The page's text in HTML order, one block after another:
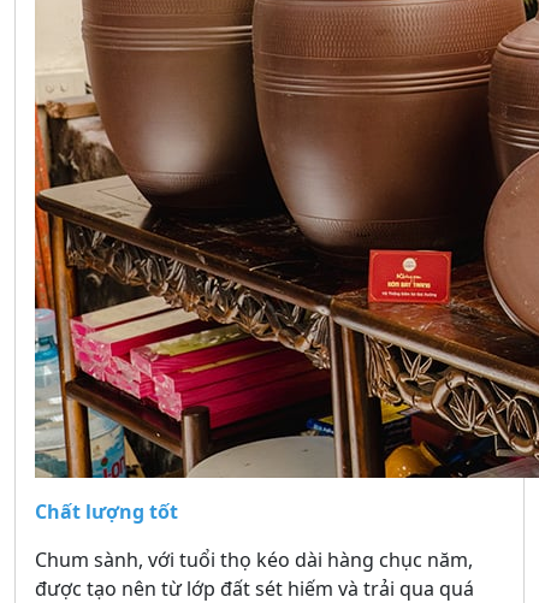
Chất lượng tốt
Chum sành, với tuổi thọ kéo dài hàng chục năm,
được tạo nên từ lớp đất sét hiếm và trải qua quá